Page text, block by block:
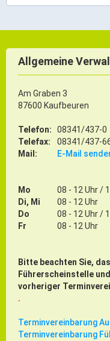
Allgemeine
Am Graben 3
87600 Kaufbeuren
Telefon:
08341/437-0
Telefax:
08341/437-
Mail:
E-Mail
Mo
08 - 12 Uhr /
Di, Mi
08 - 12 Uhr
Do
08 - 12 Uhr /
Fr
08 - 12 Uhr
Bitte beachten Sie,
Führerscheinstelle
vorheriger
.
Terminvereinbarung
Terminvereinbarung